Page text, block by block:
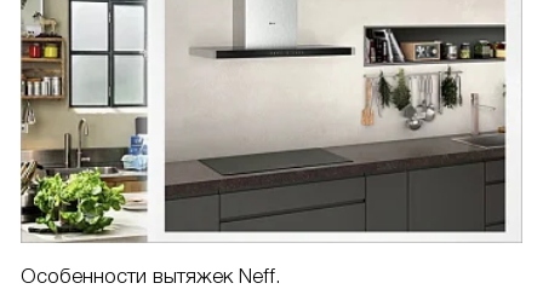
Особенности вытяжек Neff.